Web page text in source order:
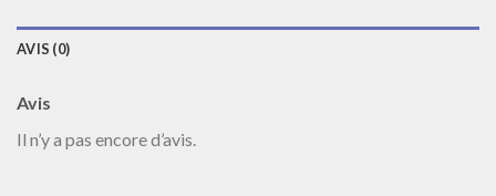
AVIS (0)
Avis
Il n’y a pas encore d’avis.